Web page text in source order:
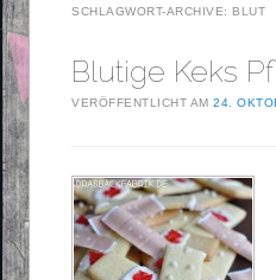
SCHLAGWORT-ARCHIVE: BLUT
Blutige Keks
VERÖFFENTLICHT AM24.